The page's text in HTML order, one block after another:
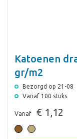
Katoenen
gr/m2
Bezorgd op 21-08
Vanaf 100 stuks
Vanaf € 1,12